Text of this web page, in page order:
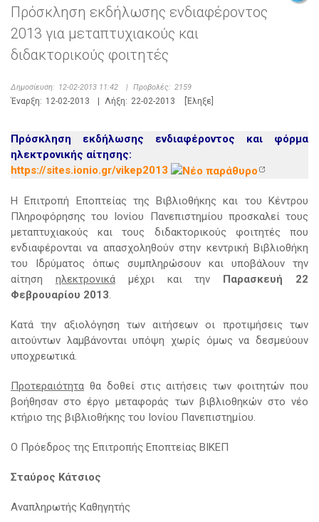
Πρόσκληση εκδήλωσης ενδιαφέροντος
2013 για μεταπτυχιακούς και
διδακτορικούς φοιτητές
Δημοσίευση: 12-02-2013 11:42 | Προβολές: 2159
Έναρξη: 12-02-2013 | Λήξη: 22-02-2013 [Έληξε]
Πρόσκληση εκδήλωσης ενδιαφέροντος και φόρμα
ηλεκτρονικής αίτησης:
https://sites.ionio.gr/vikep2013
Η Επιτροπή Εποπτείας της Βιβλιοθήκης και του Κέντρου
Πληροφόρησης του Ιονίου Πανεπιστημίου προσκαλεί τους
μεταπτυχιακούς και τους διδακτορικούς φοιτητές που
ενδιαφέρονται να απασχοληθούν στην κεντρική Βιβλιοθήκη
του Ιδρύματος όπως συμπληρώσουν και υποβάλουν την
αίτηση ηλεκτρονικάμέχρι και την Παρασκευή 22
Φεβρουαρίου 2013
Κατά την αξιολόγηση των αιτήσεων οι προτιμήσεις των
αιτούντων λαμβάνονται υπόψη χωρίς όμως να δεσμεύουν
υποχρεωτικά.
Προτεραιότητα θα δοθεί στις αιτήσεις των φοιτητών που
βοήθησαν στο έργο μεταφοράς των βιβλιοθηκών στο νέο
κτήριο της βιβλιοθήκης του Ιονίου Πανεπιστημίου.
Ο Πρόεδρος της Επιτροπής Εποπτείας ΒΙΚΕΠ
Σταύρος Κάτσιος
Αναπληρωτής Καθηγητής